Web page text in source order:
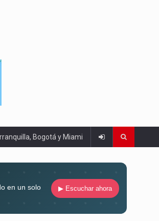
Bogotá y Miami
en un solo
▶ Escuchar ahora